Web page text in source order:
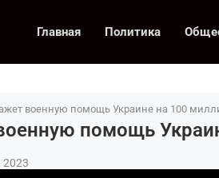
Главная Политика
военную помощь Украине на 100
помощь
2023